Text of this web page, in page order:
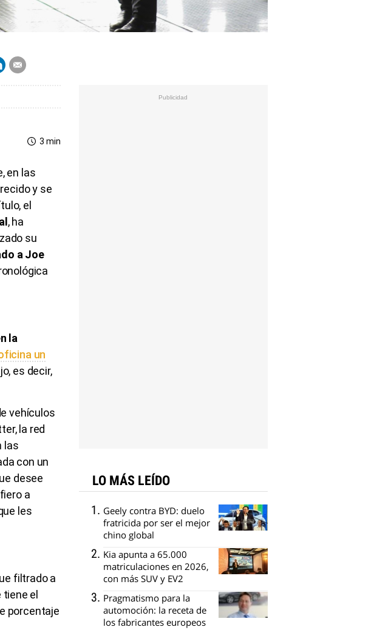
3 min
en las
y se
el
, ha
su
a Joe
la
un
es decir,
vehículos
la red
las
con un
desee
a
les
filtrado a
tiene el
porcentaje
LO MÁS LEÍDO
Geely contra BYD: duelo
fratricida por ser el mejor
chino global
Kia apunta a 65.000
matriculaciones en 2026,
con más SUV y EV2
Pragmatismo para la
automoción: la receta de
los fabricantes europeos